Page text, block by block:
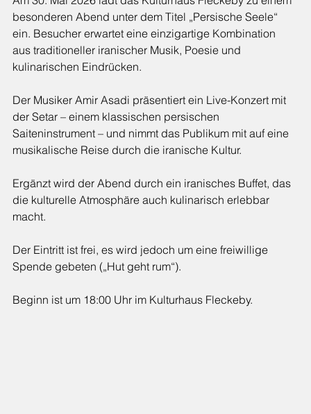
besonderen Abend unter dem Titel „Persische Seele“
ein. Besucher erwartet eine einzigartige Kombination
aus traditioneller iranischer Musik, Poesie und
kulinarischen Eindrücken.
Der Musiker Amir Asadi präsentiert ein Live-Konzert mit
der Setar – einem klassischen persischen
Saiteninstrument – und nimmt das Publikum mit auf eine
musikalische Reise durch die iranische Kultur.
Ergänzt wird der Abend durch ein iranisches Buffet, das
die kulturelle Atmosphäre auch kulinarisch erlebbar
macht.
Der Eintritt ist frei, es wird jedoch um eine freiwillige
Spende gebeten („Hut geht rum“).
Beginn ist um 18:00 Uhr im Kulturhaus Fleckeby.